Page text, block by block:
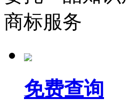
商标服务
免费查询